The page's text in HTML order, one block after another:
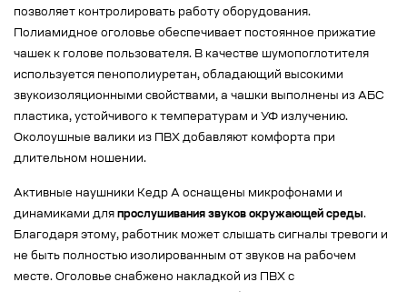
позволяет контролировать работу оборудования.
Полиамидное оголовье обеспечивает постоянное прижатие
чашек к голове пользователя. В качестве шумопоглотителя
используется пенополиуретан, обладающий высокими
звукоизоляционными свойствами, а чашки выполнены из АБС
пластика, устойчивого к температурам и УФ излучению.
Околоушные валики из ПВХ добавляют комфорта при
длительном ношении.
Активные наушники Кедр А оснащены микрофонами и
динамиками для прослушивания звуков окружающей среды.
Благодаря этому, работник может слышать сигналы тревоги и
не быть полностью изолированным от звуков на рабочем
месте. Оголовье снабжено накладкой из ПВХ с